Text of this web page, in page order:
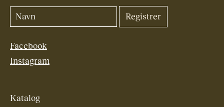
Facebook
Instagram
Katalog